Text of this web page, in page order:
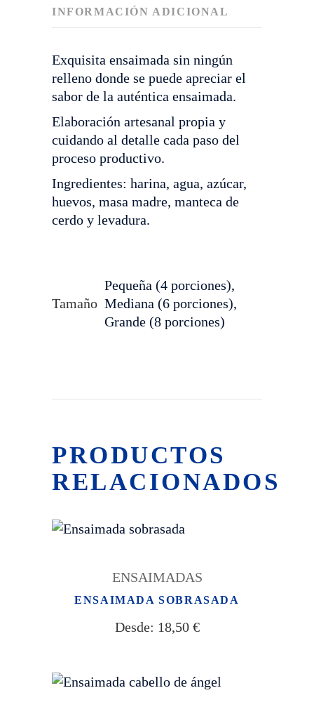
INFORMACIÓN ADICIONAL
Exquisita ensaimada sin ningún
relleno donde se puede apreciar el
sabor de la auténtica ensaimada.
Elaboración artesanal propia y
cuidando al detalle cada paso del
proceso productivo.
Ingredientes: harina, agua, azúcar,
huevos, masa madre, manteca de
cerdo y levadura.
Tamaño
Pequeña (4 porciones),
Mediana (6 porciones),
Grande (8 porciones)
PRODUCTOS
RELACIONADOS
ENSAIMADAS
ENSAIMADA SOBRASADA
Desde: 18,50 €